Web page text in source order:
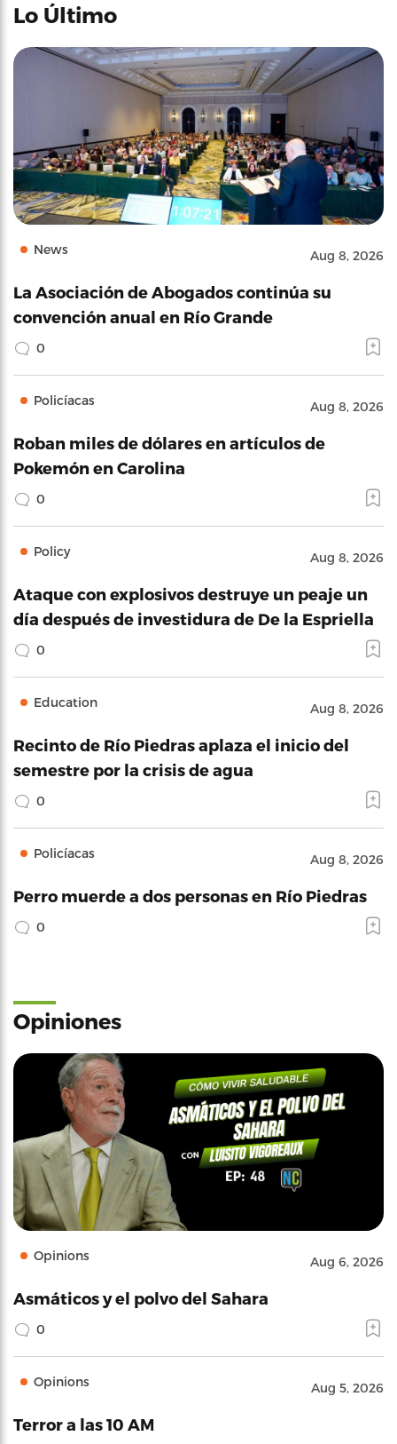
Lo Último
News Aug 8, 2026
La Asociación de Abogados continúa su
convención anual en Río Grande
0
Policíacas Aug 8, 2026
Roban miles de dólares en artículos de
Pokemón en Carolina
0
Policy Aug 8, 2026
Ataque con explosivos destruye un peaje un
día después de investidura de De la Espriella
0
Education Aug 8, 2026
Recinto de Río Piedras aplaza el inicio del
semestre por la crisis de agua
0
Policíacas Aug 8, 2026
Perro muerde a dos personas en Río Piedras
0
Opiniones
Opinions Aug 6, 2026
Asmáticos y el polvo del Sahara
0
Opinions Aug 5, 2026
Terror a las 10 AM